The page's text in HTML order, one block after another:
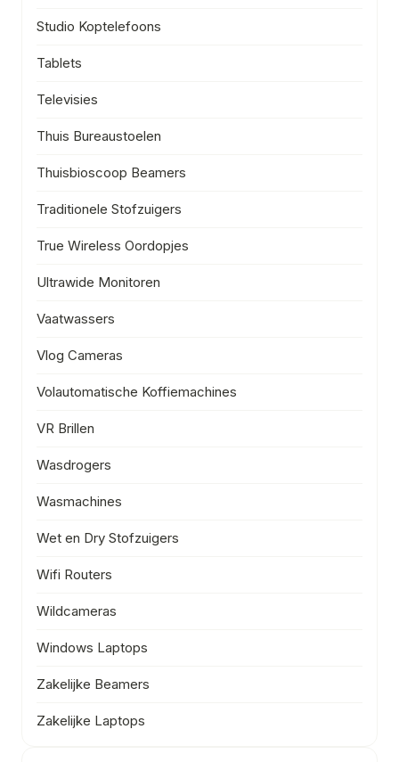
Studio Koptelefoons
Tablets
Televisies
Thuis Bureaustoelen
Thuisbioscoop Beamers
Traditionele Stofzuigers
True Wireless Oordopjes
Ultrawide Monitoren
Vaatwassers
Vlog Cameras
Volautomatische Koffiemachines
VR Brillen
Wasdrogers
Wasmachines
Wet en Dry Stofzuigers
Wifi Routers
Wildcameras
Windows Laptops
Zakelijke Beamers
Zakelijke Laptops